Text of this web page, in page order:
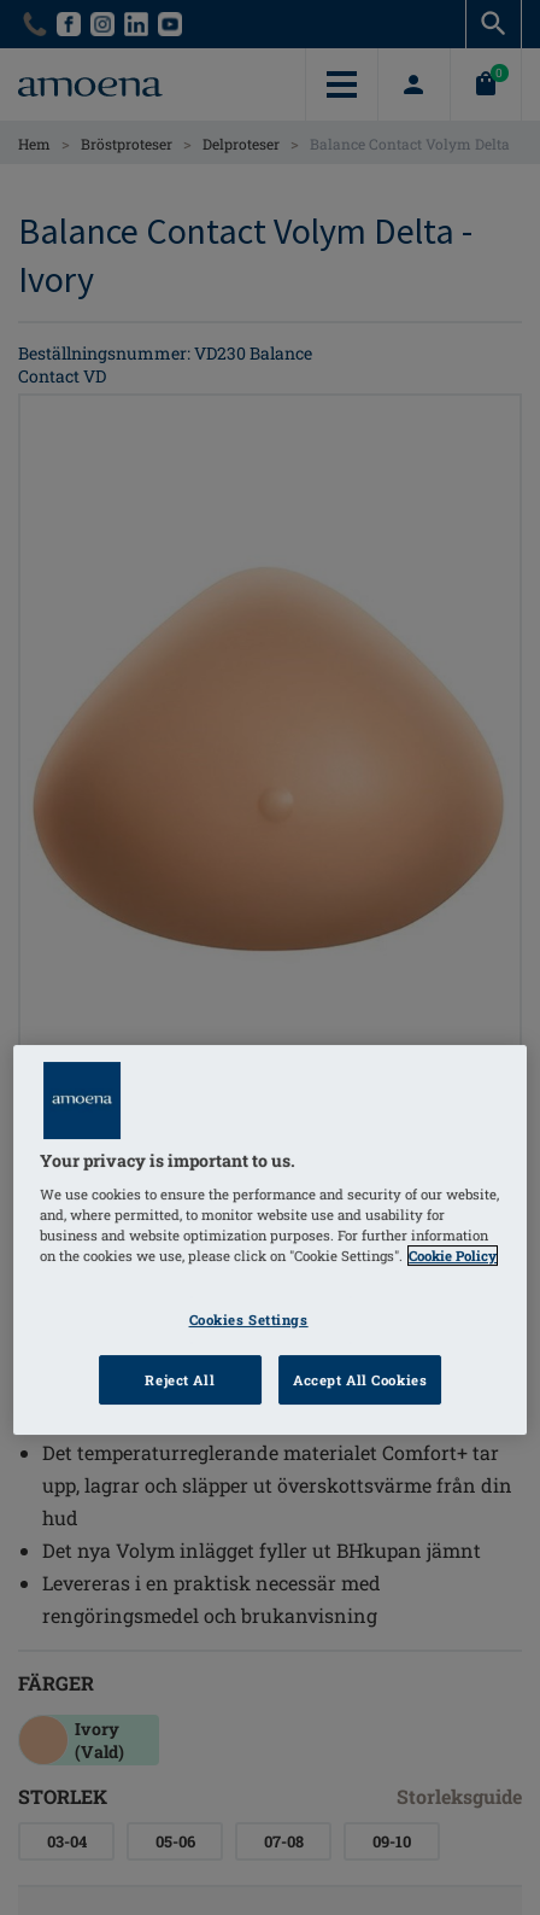
Skip
content
Skip
content
0
Hem > Bröstproteser > Delproteser > Balance Contact Volym Delta
Balance Contact Volym Delta -
Ivory
Beställningsnummer: VD230 Balance
Contact VD
Beställningsnummer: VD230 Balance
Contact VD
SEK1785.00
Balance Contact Volume Delta 230, är ett trekantigt
BHinlägg
Fäster direkt mot din hud, ger dig en fin silhuett och
Det temperaturreglerande materialet Comfort+ tar
upp, lagrar och släpper ut överskottsvärme från din
hud
Det nya Volym inlägget fyller ut BHkupan jämnt
Levereras i en praktisk necessär med
rengöringsmedel och brukanvisning
FÄRGER
Ivory
(Vald)
STORLEK Storleksguide
03-04 05-06 07-08 09-10
Your privacy is important to us.
We use cookies to ensure the performance and security of our website,
and, where permitted, to monitor website use and usability for
business and website optimization purposes. For further information
on the cookies we use, please click on "Cookie Settings". Cookie Policy
Cookies Settings
Reject All Accept All Cookies